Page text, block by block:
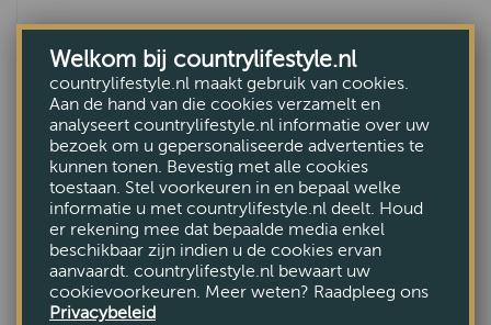
Wandplank Maddison hout donker bruin
M
€64,95
Welkom bij countrylifestyle.nl
countrylifestyle.nl maakt gebruik van cookies.
Aan de hand van die cookies verzamelt en
analyseert countrylifestyle.nl informatie over uw
bezoek om u gepersonaliseerde advertenties te
kunnen tonen. Bevestig met alle cookies
toestaan. Stel voorkeuren in en bepaal welke
informatie u met countrylifestyle.nl deelt. Houd
er rekening mee dat bepaalde media enkel
beschikbaar zijn indien u de cookies ervan
aanvaardt. countrylifestyle.nl bewaart uw
cookievoorkeuren. Meer weten? Raadpleeg ons
Privacybeleid